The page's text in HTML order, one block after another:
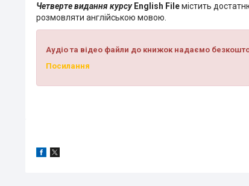
Четверте видання курсу English Fileмістить
розмовляти англійською мовою.
Аудіо та відео файли до книжок надаємо
Посилання